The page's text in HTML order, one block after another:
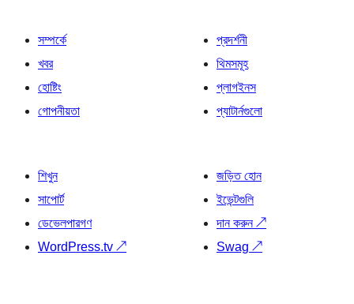
সম্পর্কে
খবর
হোষ্টিং
গোপনীয়তা
প্রদর্শনী
থিমসমূহ
প্লাগইনস
প্যাটার্নগুলো
শিখুন
সাপোর্ট
ডেভেলপারগণ
WordPress.tv ↗
জড়িত হোন
ইভেন্টগুলি
দান করুন↗
Swag ↗